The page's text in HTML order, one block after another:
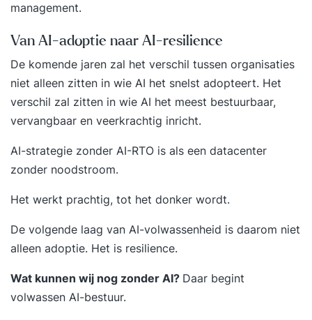
management.
Van AI-adoptie naar AI-resilience
De komende jaren zal het verschil tussen organisaties
niet alleen zitten in wie AI het snelst adopteert. Het
verschil zal zitten in wie AI het meest bestuurbaar,
vervangbaar en veerkrachtig inricht.
AI-strategie zonder AI-RTO is als een datacenter
zonder noodstroom.
Het werkt prachtig, tot het donker wordt.
De volgende laag van AI-volwassenheid is daarom niet
alleen adoptie. Het is resilience.
Wat kunnen wij nog zonder AI? Daar begint
volwassen AI-bestuur.